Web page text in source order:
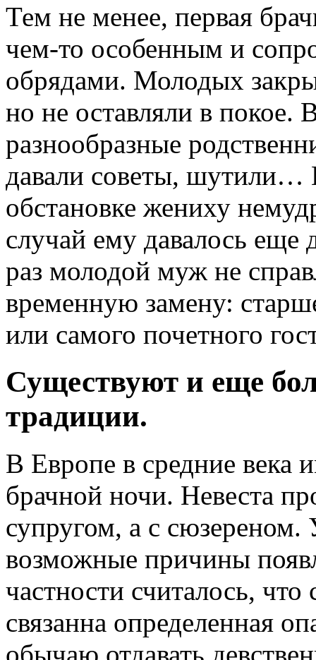
Тем не менее, первая
чем-то особенным и
обрядами. Молодых
но не оставляли в покое.
разнообразные
давали советы, шутили…
обстановке жениху
случай ему давалось еще
раз молодой муж не
временную замену:
или самого почетного
Существуют и еще
традиции.
В Европе в средние века
брачной ночи. Невеста
супругом, а с
возможные причины
частности считалось,
связанна определенная
обычаю отдавать